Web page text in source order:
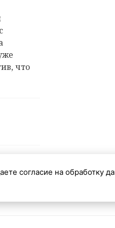
что
согласие на обработку